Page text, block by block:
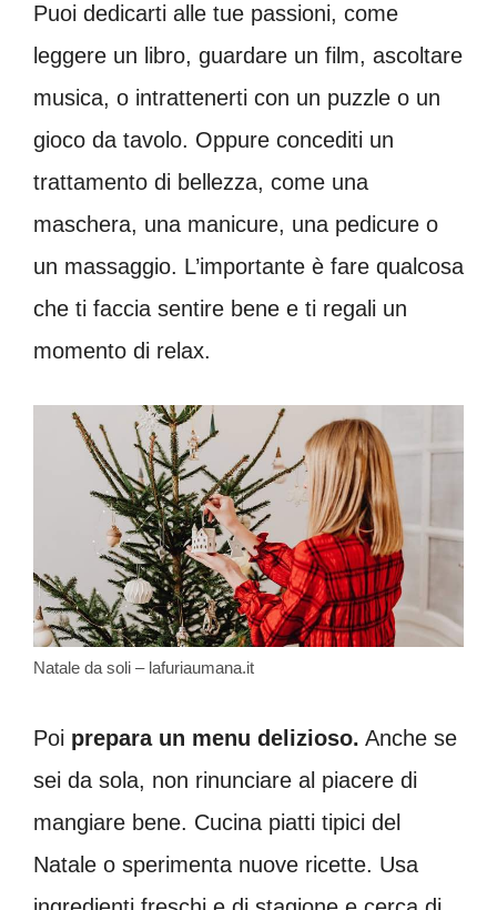
Puoi dedicarti alle tue passioni, come
leggere un libro, guardare un film, ascoltare
musica, o intrattenerti con un puzzle o un
gioco da tavolo. Oppure concediti un
trattamento di bellezza, come una
maschera, una manicure, una pedicure o
un massaggio. L’importante è fare qualcosa
che ti faccia sentire bene e ti regali un
momento di relax.
Natale da soli – lafuriaumana.it
Poi prepara un menu delizioso. Anche se
sei da sola, non rinunciare al piacere di
mangiare bene. Cucina piatti tipici del
Natale o sperimenta nuove ricette. Usa